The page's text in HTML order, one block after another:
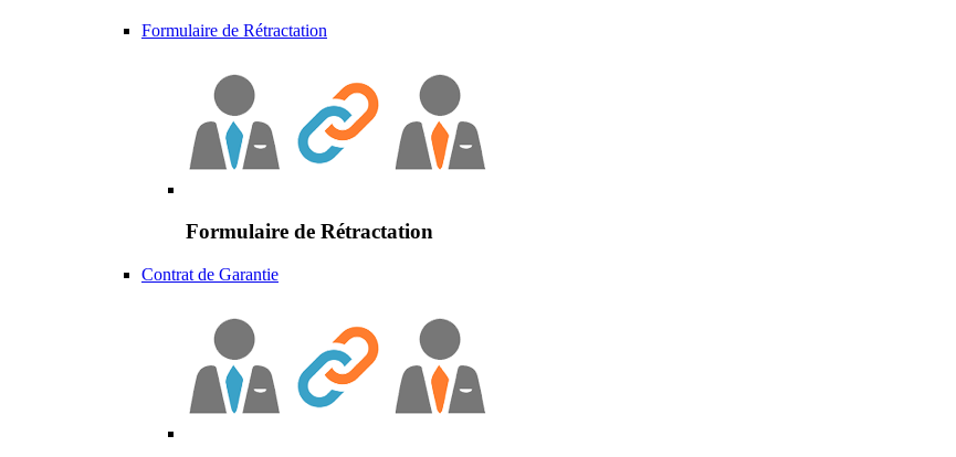
Formulaire de Rétractation
Formulaire de Rétractation
Contrat de Garantie